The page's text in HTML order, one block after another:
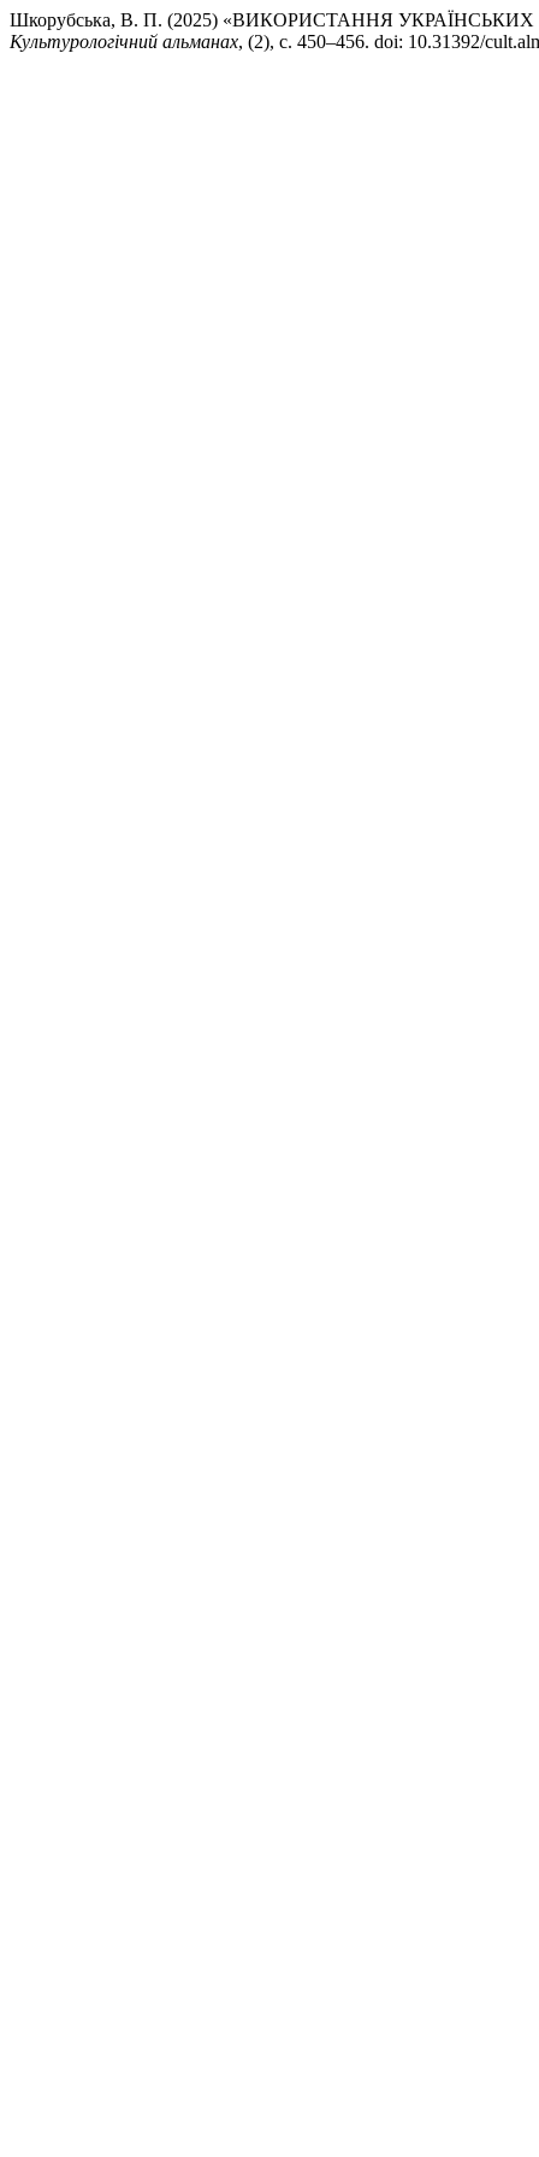
Шкорубська, В. П. (2025) «ВИКОРИСТАННЯ
Культурологічний альманах, (2), с. 450–456. doi: 10.31392/